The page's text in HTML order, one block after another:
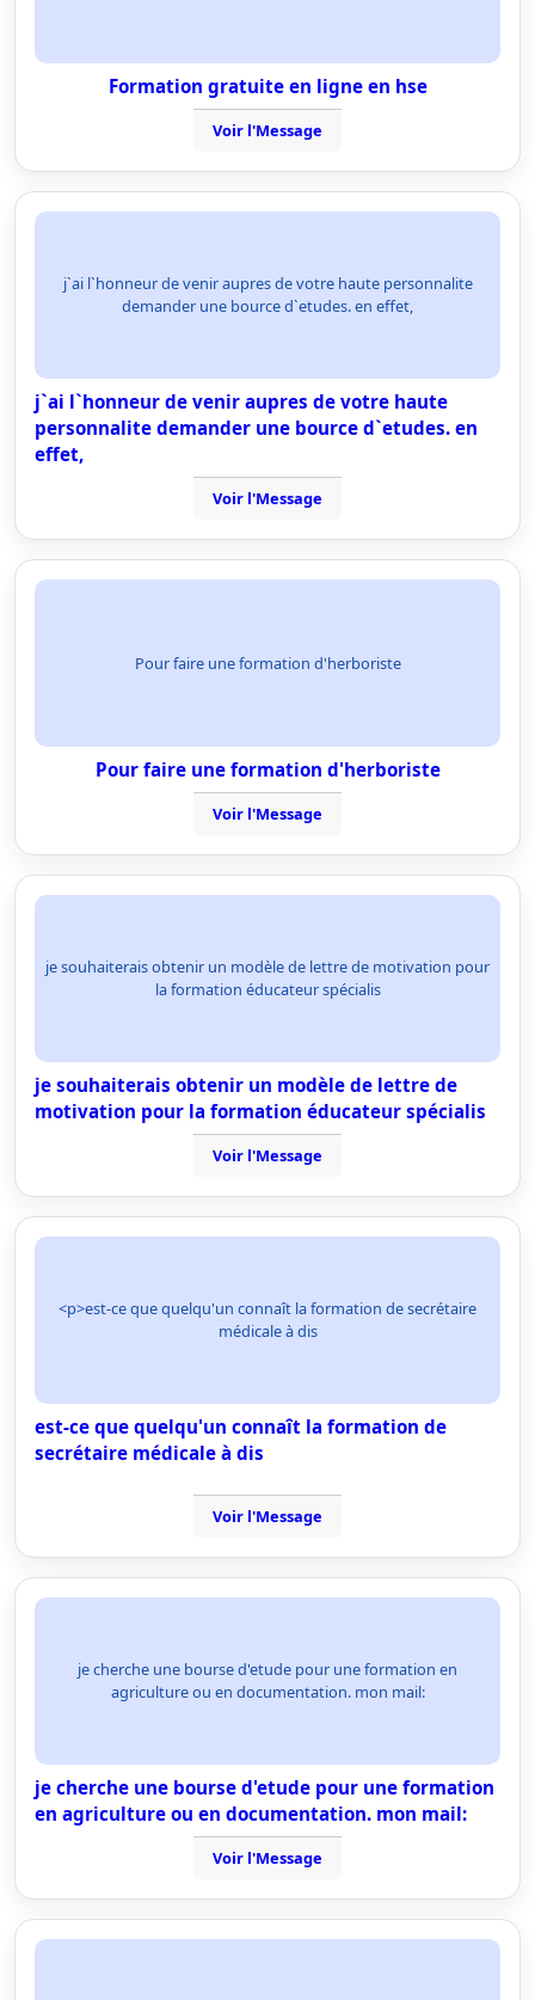
Formation gratuite en ligne en hse
Voir l'Message
j`ai l`honneur de venir aupres de votre haute personnalite
demander une bource d`etudes. en effet,
j`ai l`honneur de venir aupres de votre haute
personnalite demander une bource d`etudes. en
effet,
Voir l'Message
Pour faire une formation d'herboriste
Pour faire une formation d'herboriste
Voir l'Message
je souhaiterais obtenir un modèle de lettre de motivation pour
la formation éducateur spécialis
je souhaiterais obtenir un modèle de lettre de
motivation pour la formation éducateur spécialis
Voir l'Message
<p>est-ce que quelqu'un connaît la formation de secrétaire
médicale à dis
est-ce que quelqu'un connaît la formation de
secrétaire médicale à dis
Voir l'Message
je cherche une bourse d'etude pour une formation en
agriculture ou en documentation. mon mail:
je cherche une bourse d'etude pour une formation
en agriculture ou en documentation. mon mail:
Voir l'Message